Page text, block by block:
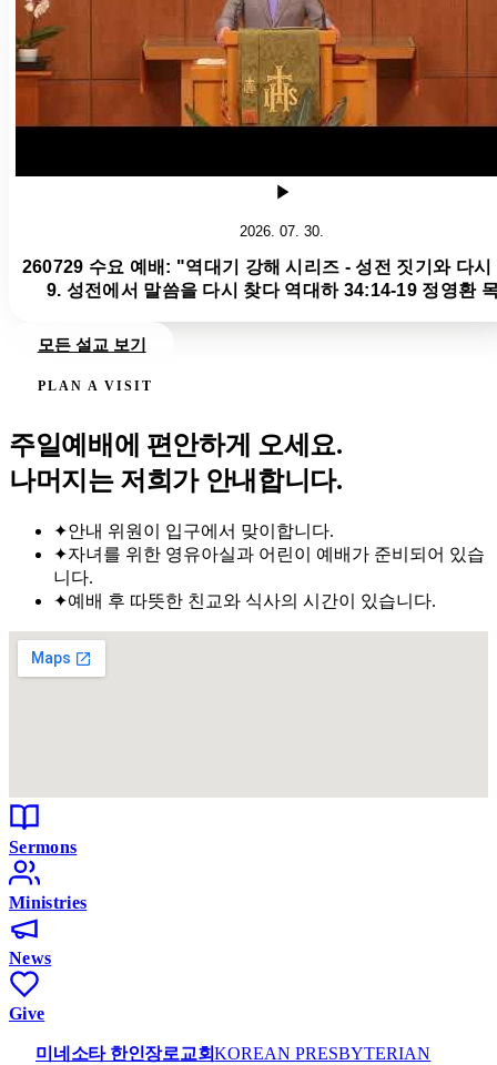
2026. 07. 30.
260729 수요 예배: "역대기 강해 시리즈 - 성전 짓기와 다
9. 성전에서 말씀을 다시 찾다 역대하 34:14-19 정영환
모든 설교 보기
PLAN A VISIT
주일예배에 편안하게 오세요.
나머지는 저희가 안내합니다.
✦안내 위원이 입구에서 맞이합니다.
✦자녀를 위한 영유아실과 어린이 예배가 준비되어 있습
니다.
✦예배 후 따뜻한 친교와 식사의 시간이 있습니다.
Sermons
Ministries
News
Give
미네소타 한인장로교회KOREAN PRESBYTERIAN